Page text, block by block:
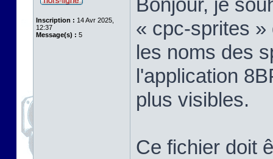
Inscription : 14 Avr 2025,
12:37
Message(s) : 5
Bonjour, je
« cpc-sprites »
les noms des
l'application
plus visibles.
Ce fichier doit